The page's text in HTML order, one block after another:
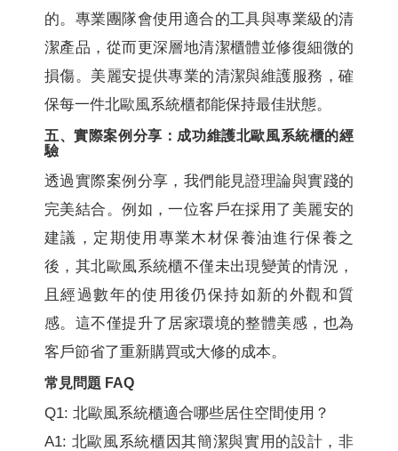
的。專業團隊會使用適合的工具與專業級的清
潔產品，從而更深層地清潔櫃體並修復細微的
損傷。美麗安提供專業的清潔與維護服務，確
保每一件北歐風系統櫃都能保持最佳狀態。
五、實際案例分享：成功維護北歐風系統櫃的經
驗
透過實際案例分享，我們能見證理論與實踐的
完美結合。例如，一位客戶在採用了美麗安的
建議，定期使用專業木材保養油進行保養之
後，其北歐風系統櫃不僅未出現變黃的情況，
且經過數年的使用後仍保持如新的外觀和質
感。這不僅提升了居家環境的整體美感，也為
客戶節省了重新購買或大修的成本。
常見問題 FAQ
Q1: 北歐風系統櫃適合哪些居住空間使用？
A1: 北歐風系統櫃因其簡潔與實用的設計，非